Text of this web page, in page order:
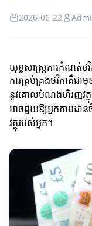
2026-06-22
យុទ្ធសាស្ត្រការកំណត់ថ
ការគ្រប់គ្រងថវិកា​គឺជ
នូវ​គោលបំណង​ហិរញ្ញវត្
អាចជួយឱ្យអ្នកតាម
វត្ថុរបស់អ្នក។